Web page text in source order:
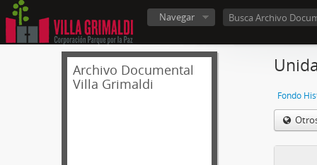
Navegar
Archivo Documental
Villa Grimaldi
Fondo